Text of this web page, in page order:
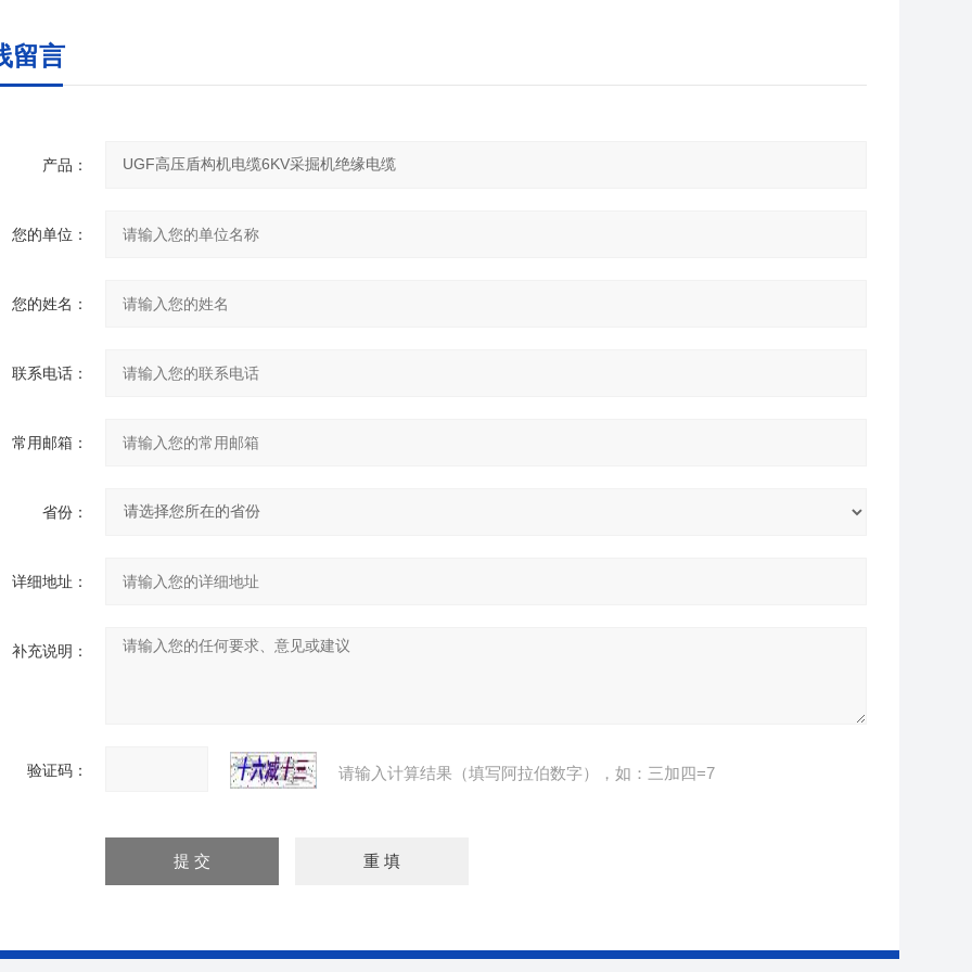
留言
产品：
您的单位：
您的姓名：
联系电话：
常用邮箱：
省份：
详细地址：
补充说明：
验证码： 请输入计算结果（填写阿拉伯数字），如：三加四=7